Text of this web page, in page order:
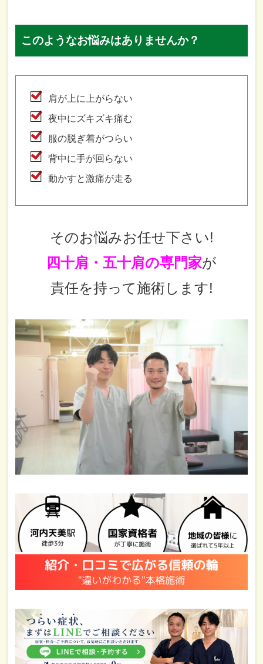
このようなお悩みはありませんか？
肩が上に上がらない
夜中にズキズキ痛む
服の脱ぎ着がつらい
背中に手が回らない
動かすと激痛が走る
そのお悩みお任せ下さい!
四十肩・五十肩の専門家が
責任を持って施術します!